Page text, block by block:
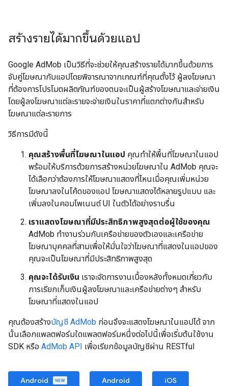
สร้างรายได้มากขึ้นด้วยแอป
Google AdMob เป็นวิธีที่จะช่วยให้คุณสร้างรายได้มากขึ้นด้วยการ
จับคู่โฆษณากับแอปโดยพิจารณาจากเกณฑ์ที่คุณตั้งไว้ ผู้ลงโฆษณา
ที่ต้องการโปรโมตผลิตภัณฑ์ของตนจะเป็นผู้สร้างโฆษณาและจ่ายเงิน
โดยผู้ลงโฆษณาแต่ละรายจะจ่ายเงินในราคาที่แตกต่างกันสำหรับ
โฆษณาแต่ละรายการ
วิธีการมีดังนี้
คุณสร้างพื้นที่โฆษณาในแอป คุณทำให้พื้นที่โฆษณาในแอป
พร้อมให้บริการด้วยการสร้างหน่วยโฆษณาใน AdMob คุณจะ
ได้เลือกว่าต้องการให้โฆษณาแสดงที่ไหนเมื่อคุณเพิ่มหน่วย
โฆษณาลงในโค้ดของแอป โฆษณาแสดงได้หลายรูปแบบ และ
เพิ่มลงในคอมโพเนนต์ UI ในตัวได้อย่างราบรื่น
เราแสดงโฆษณาที่มีประสิทธิภาพสูงสุดต่อผู้ใช้ของคุณ
AdMob ทำงานร่วมกับเครือข่ายของตัวเองและเครือข่าย
โฆษณาบุคคลที่สามเพื่อให้มั่นใจว่าโฆษณาที่แสดงในแอปของ
คุณจะเป็นโฆษณาที่มีประสิทธิภาพสูงสุด
คุณจะได้รับเงิน เราจะจัดการงานเบื้องหลังทั้งหมดเกี่ยวกับ
การเรียกเก็บเงินผู้ลงโฆษณาและเครือข่ายต่างๆ สำหรับ
โฆษณาที่แสดงในแอป
คุณต้องสร้างบัญชี AdMob ก่อนจึงจะแสดงโฆษณาในแอปได้ จาก
นั้นเลือกแพลตฟอร์มใดแพลตฟอร์มหนึ่งต่อไปนี้เพื่อเริ่มต้นใช้งาน
SDK หรือ AdMob API เพื่อเรียกข้อมูลบัญชีผ่าน RESTful
Android Android iOS